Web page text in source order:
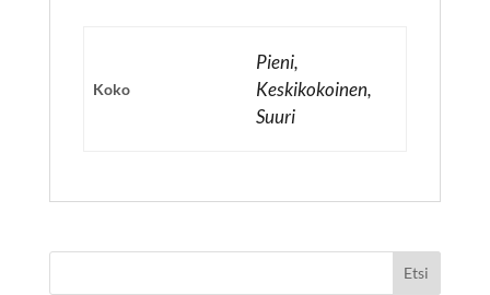
Koko
Pieni,
Keskikokoinen,
Suuri
Etsi